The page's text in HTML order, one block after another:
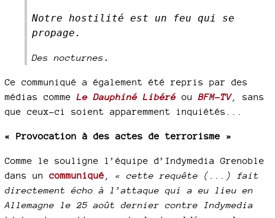
Notre hostilité est un feu qui se
propage.
Des nocturnes .
Ce communiqué a également été repris par des
médias commeLe Dauphiné Libéré ouBFM-TV, sans
que ceux-ci soient apparemment inquiétés...
« Provocation à des actes de terrorisme »
Comme le souligne l’équipe d’Indymedia Grenoble
dans un communiqué
« cette requête (...) fait
directement écho à l’attaque qui a eu lieu en
Allemagne le 25 août dernier contre Indymedia